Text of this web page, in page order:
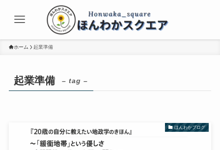
ホーム 起業準備
起業準備 – tag –
ほんわかブログ